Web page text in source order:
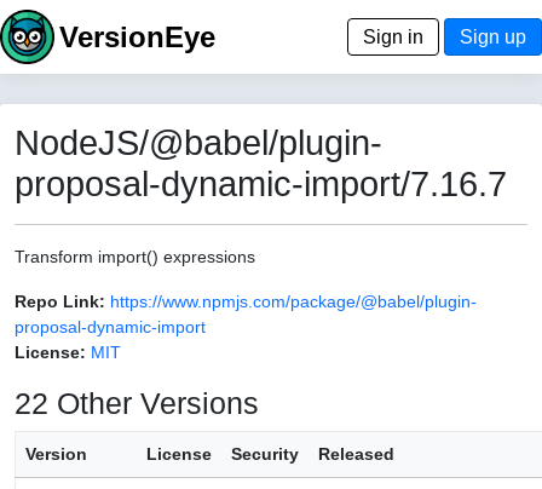
VersionEye Sign in Sign up
NodeJS/@babel/plugin-
proposal-dynamic-import/7.16.7
Transform import() expressions
Repo Link: https://www.npmjs.com/package/@babel/plugin-
proposal-dynamic-import
License: MIT
22 Other Versions
Version License Security Released